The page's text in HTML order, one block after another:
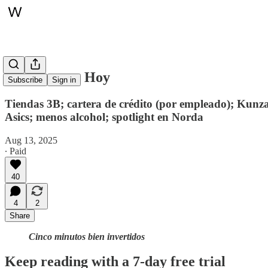
Subscribe Sign in
Whitepaper, Hoy
Tiendas 3B; cartera de crédito (por empleado);
Asics; menos alcohol; spotlight en Norda
Aug 13, 2025
∙ Paid
40
4
2
Share
Cinco minutos bien invertidos
Keep reading with a 7-day free trial